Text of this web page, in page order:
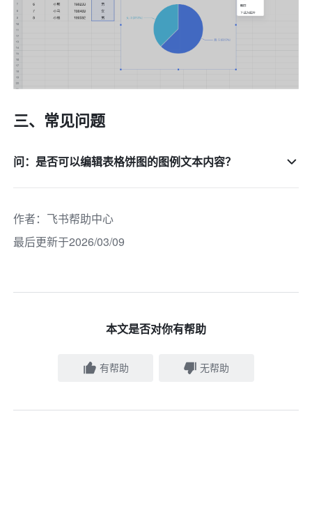
三、常见问题
问：是否可以编辑表格饼图的图例文本内容？
作者： 飞书帮助中心
最后更新于2026/03/09
本文是否对你有帮助
有帮助 无帮助